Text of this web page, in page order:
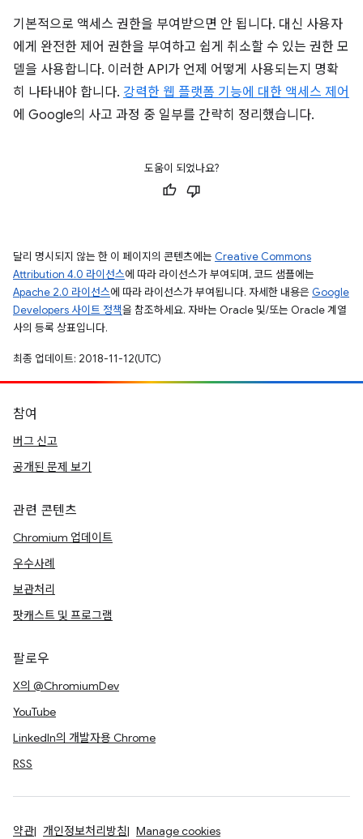
기본적으로 액세스 권한을 부여받으면 안 됩니다. 대신 사용자
에게 완전한 제어 권한을 부여하고 쉽게 취소할 수 있는 권한 모
델을 사용합니다. 이러한 API가 언제 어떻게 사용되는지 명확
히 나타내야 합니다. 강력한 웹 플랫폼 기능에 대한 액세스 제어
에 Google의 사고 과정 중 일부를 간략히 정리했습니다.
도움이 되었나요?
달리 명시되지 않는 한 이 페이지의 콘텐츠에는 Creative Commons
Attribution 4.0 라이선스에 따라 라이선스가 부여되며, 코드 샘플에는
Apache 2.0 라이선스에 따라 라이선스가 부여됩니다. 자세한 내용은 Google
Developers 사이트 정책을 참조하세요. 자바는 Oracle 및/또는 Oracle 계열
사의 등록 상표입니다.
최종 업데이트: 2018-11-12(UTC)
참여
버그 신고
공개된 문제 보기
관련 콘텐츠
Chromium 업데이트
우수사례
보관처리
팟캐스트 및 프로그램
팔로우
X의 @ChromiumDev
YouTube
LinkedIn의 개발자용 Chrome
RSS
약관 개인정보처리방침 Manage cookies